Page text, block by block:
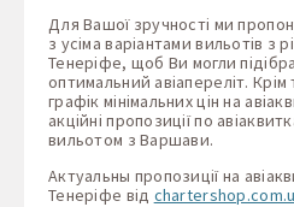
Для Вашої зручності ми
з усіма варіантами вильотів з
Тенеріфе, щоб Ви могли
оптимальний авіапереліт.
графік мінімальних цін на
акційні пропозиції по
вильотом з Варшави.
Актуальны пропозиції на
Тенеріфе від